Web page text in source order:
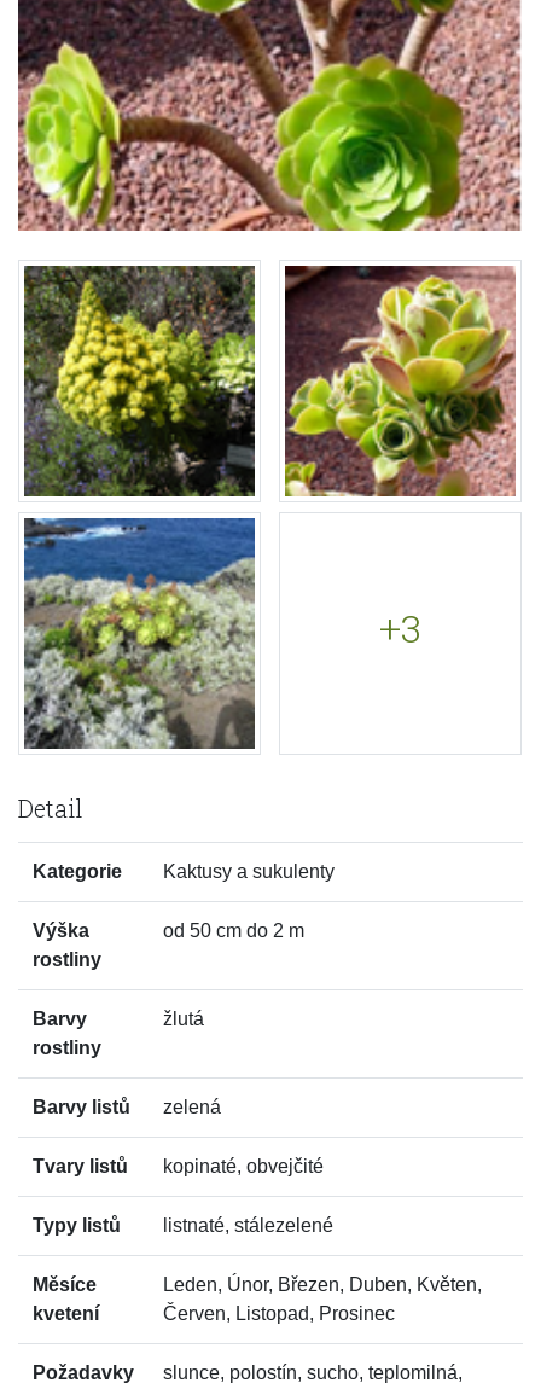
+3
Detail
Kategorie Kaktusy a sukulenty
Výška
rostliny
od 50 cm do 2 m
Barvy
rostliny
žlutá
Barvy listů zelená
Tvary listů kopinaté, obvejčité
Typy listů listnaté, stálezelené
Měsíce
kvetení
Leden, Únor, Březen, Duben, Květen,
Červen, Listopad, Prosinec
Požadavky slunce, polostín, sucho, teplomilná,